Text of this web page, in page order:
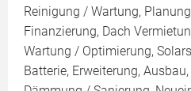
Reinigung / Wartung,
Finanzierung, Dach
Wartung / Optimierung,
Batterie, Erweiterung,